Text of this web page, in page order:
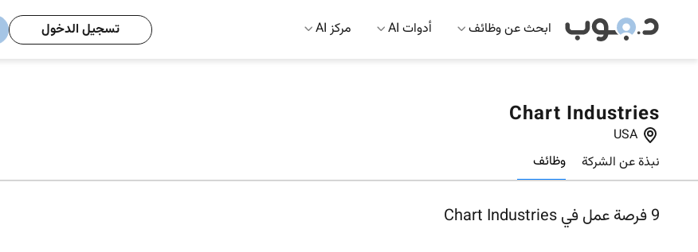
ابحث عن وظائف أدوات AI مركز AI تسجيل الدخول
Chart Industries
USA
نبذة عن الشركة
وظائف
9فرصة عمل في Chart Industries